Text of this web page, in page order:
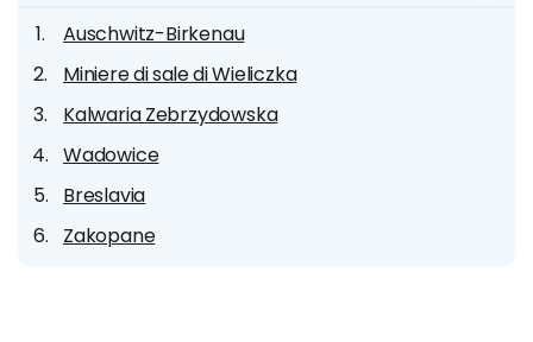
Auschwitz-Birkenau
Miniere di sale di Wieliczka
Kalwaria Zebrzydowska
Wadowice
Breslavia
Zakopane